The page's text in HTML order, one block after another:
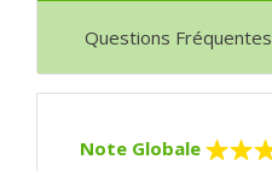
Questions Fréquentes
Note Globale